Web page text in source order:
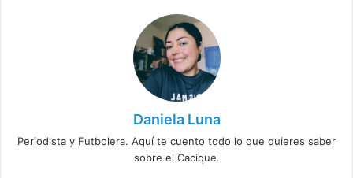
Daniela Luna
Periodista y Futbolera. Aquí te cuento todo lo que quieres saber
sobre el Cacique.